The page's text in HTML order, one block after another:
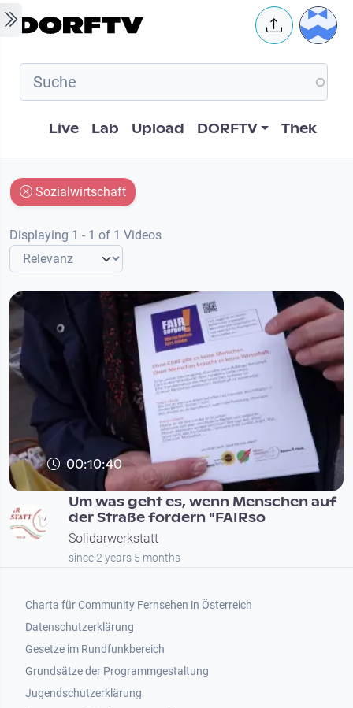
Skip to main content User
Hauptnavigation
Live Lab Upload DORFTV Thek
Sozialwirtschaft
Displaying 1 - 1 of 1 Videos
00:10:40
Um was geht es, wenn Menschen auf
der Straße fordern "FAIRso
Solidarwerkstatt
since 2 years 5 months
Footer 1
Charta für Community Fernsehen in Österreich
Datenschutzerklärung
Gesetze im Rundfunkbereich
Grundsätze der Programmgestaltung
Jugendschutzerklärung